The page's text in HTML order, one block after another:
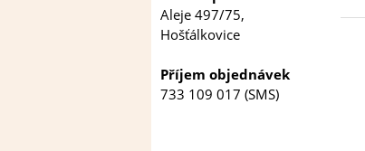
Aleje 497/75,
Hošťálkovice
Příjem objednávek
733 109 017 (SMS)